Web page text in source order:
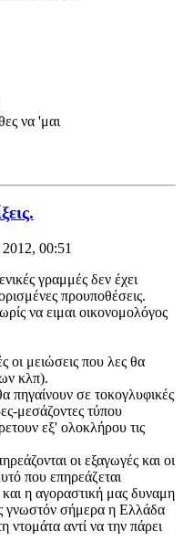
να 'μαι
00:51
γραμμές δεν έχει
προυποθέσεις.
να ειμαι οικονομολόγος
οι μειώσεις που λες θα
κλπ).
πηγαίνουν σε τοκογλυφικές
μεσάζοντες τύπου
εξ' ολοκλήρου τις
οι εξαγωγές και οι
που επηρεάζεται
και η αγοραστική μας δυναμη
γνωστόν σήμερα η Ελλάδα
ντομάτα αντί να την πάρει